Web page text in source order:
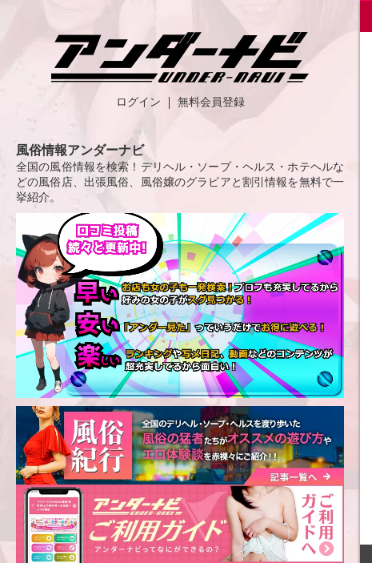
ログイン 無料会員登録
風俗情報アンダーナビ
全国の風俗情報を検索！デリヘル・ソープ・ヘルス・ホテヘルな
どの風俗店、出張風俗、風俗嬢のグラビアと割引情報を無料で一
挙紹介。